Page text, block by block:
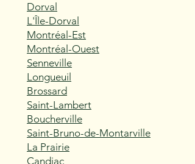
Dorval
L'Île-Dorval
Montréal-Est
Montréal-Ouest
Senneville
Longueuil
Brossard
Saint-Lambert
Boucherville
Saint-Bruno-de-Montarville
La Prairie
Candiac